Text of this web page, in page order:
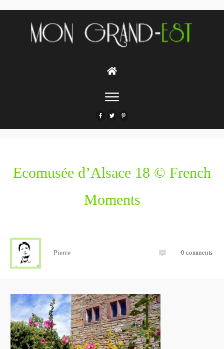
Ecomusée d’Alsace 18 © French
Moments
Pierre 0 comments